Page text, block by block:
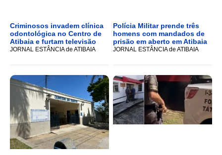
Criminosos invadem clínica
odontológica no Centro de
Atibaia e furtam televisão
JORNAL ESTÂNCIA de ATIBAIA
Polícia Militar prende três
homens com mandados de
prisão em aberto em Atibaia
JORNAL ESTÂNCIA de ATIBAIA